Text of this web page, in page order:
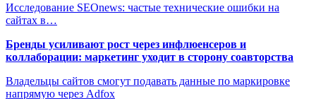
Исследование SEOnews: частые технические ошибки на
сайтах в…
Бренды усиливают рост через инфлюенсеров и
коллаборации: маркетинг уходит в сторону соавторства
Владельцы сайтов смогут подавать данные по маркировке
напрямую через Adfox